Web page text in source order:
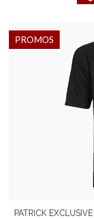
PATRICK
PROMOS